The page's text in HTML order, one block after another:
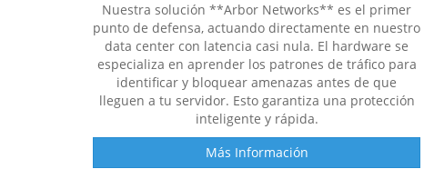
Nuestra solución **Arbor Networks** es el primer
punto de defensa, actuando directamente en nuestro
data center con latencia casi nula. El hardware se
especializa en aprender los patrones de tráfico para
identificar y bloquear amenazas antes de que
lleguen a tu servidor. Esto garantiza una protección
inteligente y rápida.
Más Información